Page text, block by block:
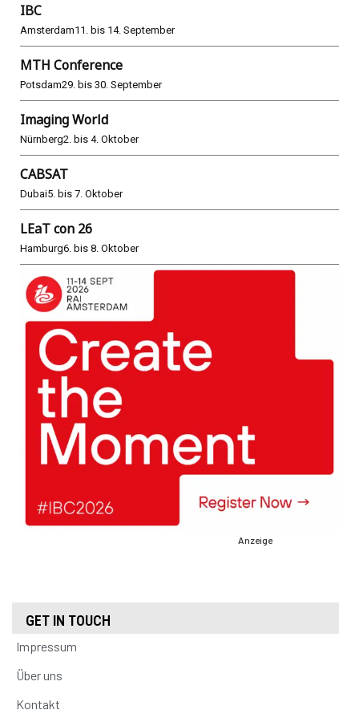
IBC
Amsterdam11. bis 14. September
MTH Conference
Potsdam29. bis 30. September
Imaging World
Nürnberg2. bis 4. Oktober
CABSAT
Dubai5. bis 7. Oktober
LEaT con 26
Hamburg6. bis 8. Oktober
Anzeige
GET IN TOUCH
Impressum
Über uns
Kontakt